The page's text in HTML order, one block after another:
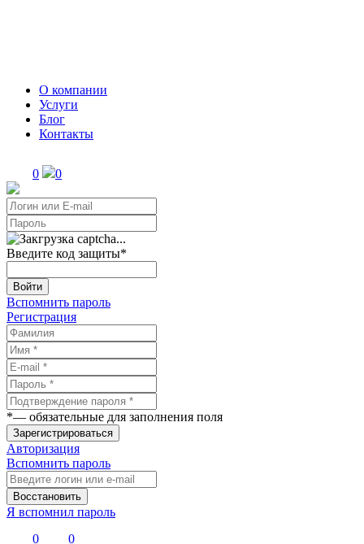
О компании
Услуги
Блог
Контакты
0 0
Введите код защиты*
Войти
Вспомнить пароль
Регистрация
*— обязательные для заполнения поля
Зарегистрироваться
Авторизация
Вспомнить пароль
Восстановить
Я вспомнил пароль
0
0